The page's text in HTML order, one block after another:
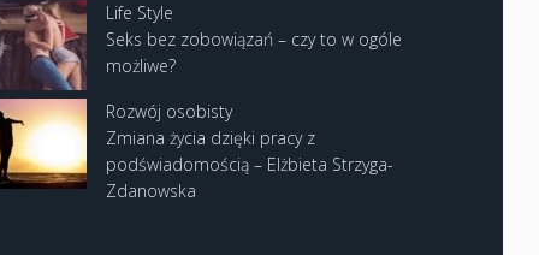
Life Style
Seks bez zobowiązań – czy to w ogóle
możliwe?
Rozwój osobisty
Zmiana życia dzięki pracy z
podświadomością – Elżbieta Strzyga-
Zdanowska